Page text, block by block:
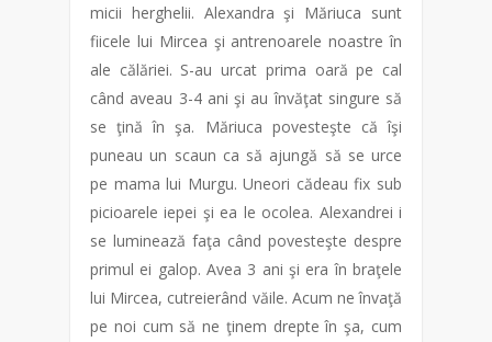
micii herghelii. Alexandra şi Măriuca sunt
fiicele lui Mircea şi antrenoarele noastre în
ale călăriei. S-au urcat prima oară pe cal
când aveau 3-4 ani şi au învăţat singure să
se ţină în şa. Măriuca povesteşte că îşi
puneau un scaun ca să ajungă să se urce
pe mama lui Murgu. Uneori cădeau fix sub
picioarele iepei şi ea le ocolea. Alexandrei i
se luminează faţa când povesteşte despre
primul ei galop. Avea 3 ani şi era în braţele
lui Mircea, cutreierând văile. Acum ne învaţă
pe noi cum să ne ţinem drepte în şa, cum